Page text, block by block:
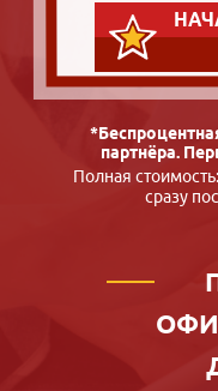
партнёра.
Полная стоимость:
сразу